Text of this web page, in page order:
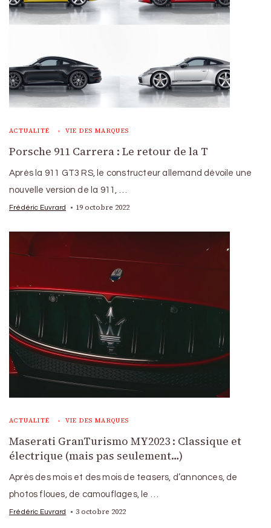
ACTUALITÉ VIE DES MARQUES
Porsche 911 Carrera : Le retour de la T
Après la 911 GT3 RS, le constructeur allemand dévoile une
nouvelle version de la 911, …
Frédéric Euvrard 19 octobre 2022
ACTUALITÉ VIE DES MARQUES
Maserati GranTurismo MY2023 : Classique et
électrique (mais pas seulement…)
Après des mois et des mois de teasers, d’annonces, de
photos floues, de camouflages, le …
Frédéric Euvrard 3 octobre 2022